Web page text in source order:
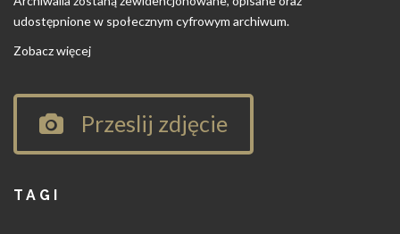
udostępnione w społecznym cyfrowym archiwum.
Zobacz więcej
Przeslij zdjęcie
TAGI